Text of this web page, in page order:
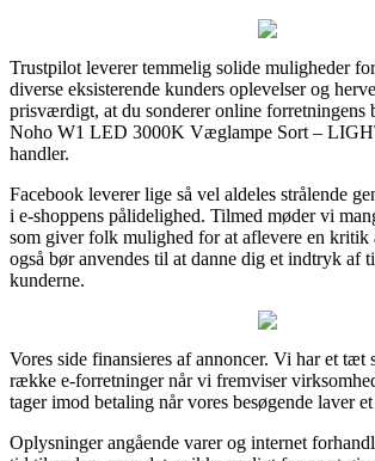
Trustpilot leverer temmelig solide muligheder
diverse eksisterende kunders oplevelser og
prisværdigt, at du sonderer online forretningens
Noho W1 LED 3000K Væglampe Sort –
handler.
Facebook leverer lige så vel aldeles strålende
i e-shoppens pålidelighed. Tilmed møder vi
som giver folk mulighed for at aflevere en kritik
også bør anvendes til at danne dig et indtryk af
kunderne.
Vores side finansieres af annoncer. Vi har et tæt
række e-forretninger når vi fremviser
tager imod betaling når vores besøgende laver
Oplysninger angående varer og internet